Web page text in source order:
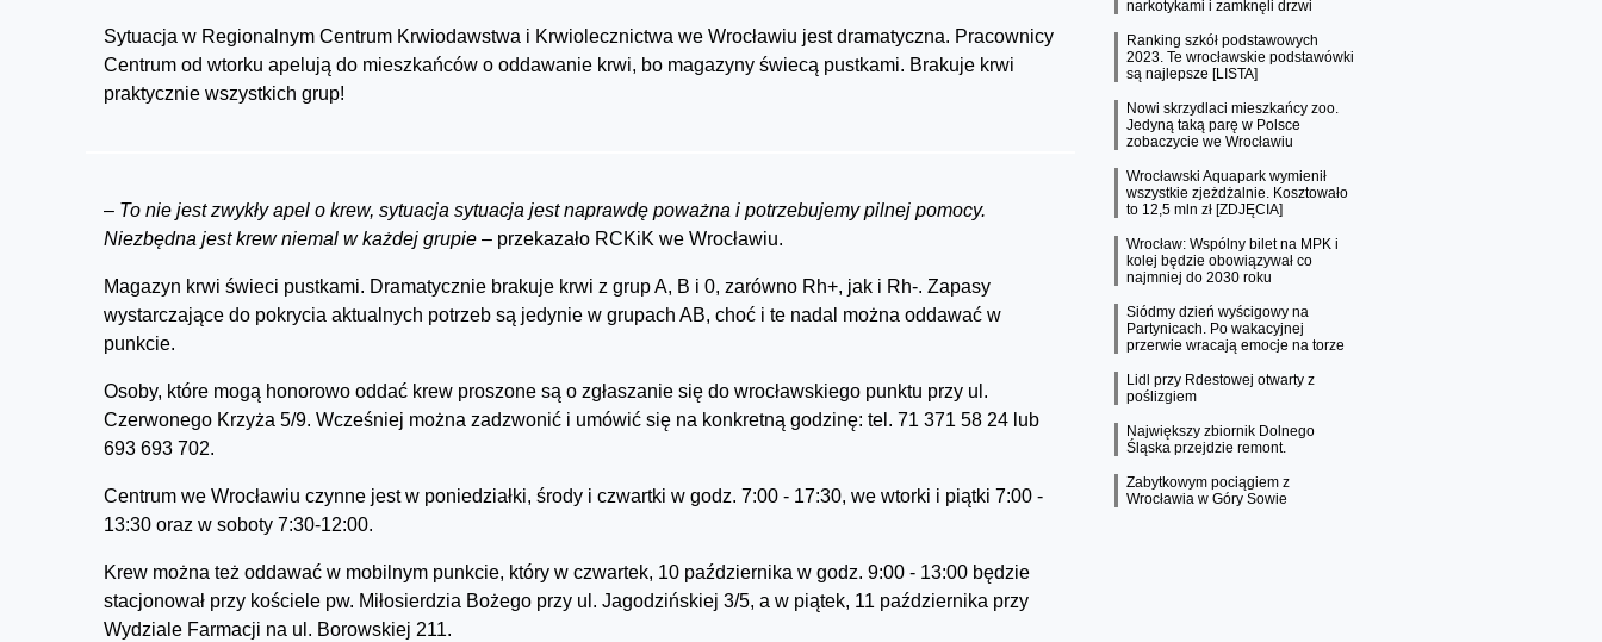
Sytuacja w Regionalnym Centrum Krwiodawstwa i Krwiolecznictwa we Wrocławiu jest dramatyczna. Pracownicy
Centrum od wtorku apelują do mieszkańców o oddawanie krwi, bo magazyny świecą pustkami. Brakuje krwi
praktycznie wszystkich grup!
– To nie jest zwykły apel o krew, sytuacja sytuacja jest naprawdę poważna i potrzebujemy pilnej pomocy.
Niezbędna jest krew niemal w każdej grupie – przekazało RCKiK we Wrocławiu.
Magazyn krwi świeci pustkami. Dramatycznie brakuje krwi z grup A, B i 0, zarówno Rh+, jak i Rh-. Zapasy
wystarczające do pokrycia aktualnych potrzeb są jedynie w grupach AB, choć i te nadal można oddawać w
punkcie.
Osoby, które mogą honorowo oddać krew proszone są o zgłaszanie się do wrocławskiego punktu przy ul.
Czerwonego Krzyża 5/9. Wcześniej można zadzwonić i umówić się na konkretną godzinę: tel. 71 371 58 24 lub
693 693 702.
Centrum we Wrocławiu czynne jest w poniedziałki, środy i czwartki w godz. 7:00 - 17:30, we wtorki i piątki 7:00 -
13:30 oraz w soboty 7:30-12:00.
Krew można też oddawać w mobilnym punkcie, który w czwartek, 10 października w godz. 9:00 - 13:00 będzie
stacjonował przy kościele pw. Miłosierdzia Bożego przy ul. Jagodzińskiej 3/5, a w piątek, 11 października przy
Wydziale Farmacji na ul. Borowskiej 211.
narkotykami i zamknęli drzwi
Ranking szkół podstawowych
2023. Te wrocławskie podstawówki
są najlepsze [LISTA]
Nowi skrzydlaci mieszkańcy zoo.
Jedyną taką parę w Polsce
zobaczycie we Wrocławiu
Wrocławski Aquapark wymienił
wszystkie zjeżdżalnie. Kosztowało
to 12,5 mln zł [ZDJĘCIA]
Wrocław: Wspólny bilet na MPK i
kolej będzie obowiązywał co
najmniej do 2030 roku
Siódmy dzień wyścigowy na
Partynicach. Po wakacyjnej
przerwie wracają emocje na torze
Lidl przy Rdestowej otwarty z
poślizgiem
Największy zbiornik Dolnego
Śląska przejdzie remont.
Zabytkowym pociągiem z
Wrocławia w Góry Sowie